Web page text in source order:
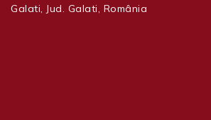
Galati, Jud. Galati, România